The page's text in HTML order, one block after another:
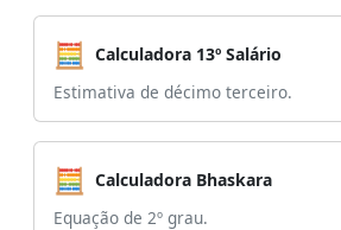
🧮 Calculadora 13º Salário
Estimativa de décimo terceiro.
🧮 Calculadora Bhaskara
Equação de 2º grau.